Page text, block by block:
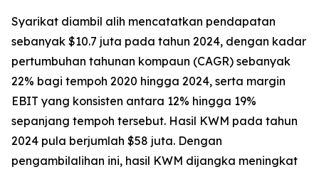
Syarikat diambil alih mencatatkan pendapatan
sebanyak $10.7 juta pada tahun 2024, dengan kadar
pertumbuhan tahunan kompaun (CAGR) sebanyak
22% bagi tempoh 2020 hingga 2024, serta margin
EBIT yang konsisten antara 12% hingga 19%
sepanjang tempoh tersebut. Hasil KWM pada tahun
2024 pula berjumlah $58 juta. Dengan
pengambilalihan ini, hasil KWM dijangka meningkat